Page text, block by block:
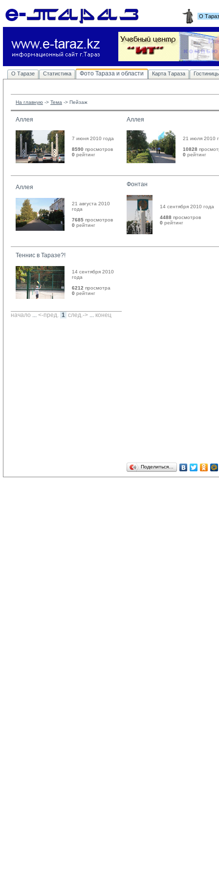
О
О Таразе Статистика Фото Тараза и области Карта Тараза
На главную -> Тема -> Пейзаж
Аллея
7 июня 2010 года
8590 просмотров
0 рейтинг
Аллея
21 июля 2010
10828
0 рейтинг
Аллея
21 августа 2010
года
7685 просмотров
0 рейтинг
Фонтан
14 сентября 2010 года
4488 просмотров
0 рейтинг
Теннис в Таразе?!
14 сентября 2010
года
6212 просмотра
0 рейтинг
начало ... <-пред. 1 след.-> ... конец
Поделиться…